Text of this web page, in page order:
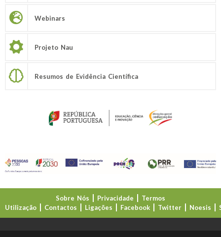
Webinars
Projeto Nau
Resumos de Evidência Científica
Sobre Nós Privacidade
Termos
Utilização
Contactos Ligações Facebook Twitter Noesis